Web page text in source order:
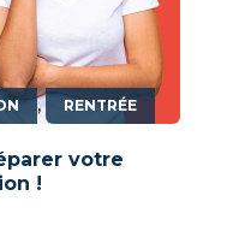
, RENTRÉE
votre
!